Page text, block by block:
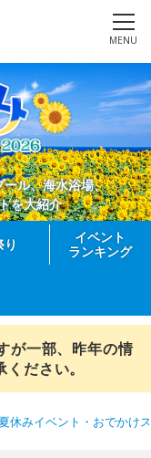
MENU
ル、海水浴場、
を大紹介
り
イベント
ランキング
が一部、昨年の情
ださい。
休みイベント・おでかけ